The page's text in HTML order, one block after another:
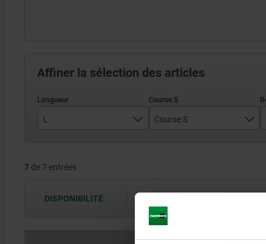
Affiner la sélection des articles
L
400
Course S
473
571
7 de 7 entrées
DISPONIBILITÉ